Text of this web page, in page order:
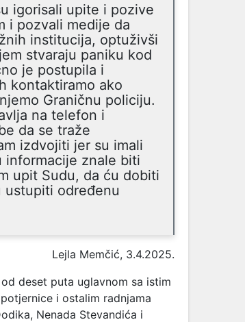
igorisali upite i pozive
i pozvali medije da
institucija, optuživši
stvaraju paniku kod
je postupila i
kontaktiramo ako
Graničnu policiju.
na telefon i
da se traže
izdvojiti jer su imali
informacije znale biti
upit Sudu, da ću dobiti
ustupiti određenu
Lejla Memčić, 3.4.2025.
deset puta uglavnom sa istim
i ostalim radnjama
Nenada Stevandića i